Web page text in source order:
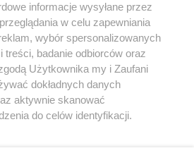
Zagórze.
ulicy Karola
–
słupem. 17
Skontakuj sięz nami
Kontakt
Redakcja
Newsletter
informacje wysyłane przez
w celu zapewniania
wybór spersonalizowanych
treści, badanie odbiorców oraz
Użytkownika my i Zaufani
dokładnych danych
aktywnie skanować
do celów identyfikacji.